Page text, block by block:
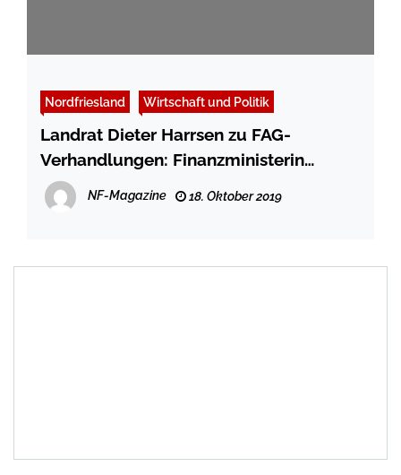
Nordfriesland Wirtschaft und Politik
Landrat Dieter Harrsen zu FAG-
Verhandlungen: Finanzministerin
Monika Heinold ist das Problem
NF-Magazine 18. Oktober 2019